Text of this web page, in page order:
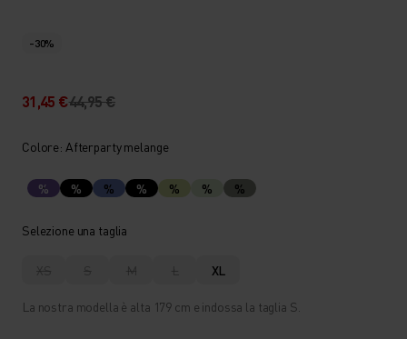
-30%
31,45 €44,95 €
Colore: Afterparty melange
% % % % % % %
Selezione una taglia
XS S M L XL
La nostra modella è alta 179 cm e indossa la taglia S.